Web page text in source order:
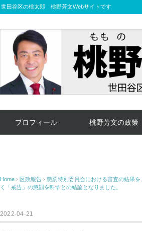
世田谷区の桃太郎 桃野芳文Webサイトです
プロフィール 桃野芳文の政策
Home › 区政報告 › 懲罰特別委員会における審査の結果
く「戒告」の懲罰を科すとの結論となりました。
2022-04-21